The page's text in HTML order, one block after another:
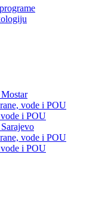
vode i POU
i POU
vode i POU
i POU